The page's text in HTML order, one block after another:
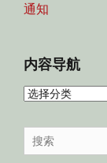
通知
内容导航
内
导
航
Search
for: